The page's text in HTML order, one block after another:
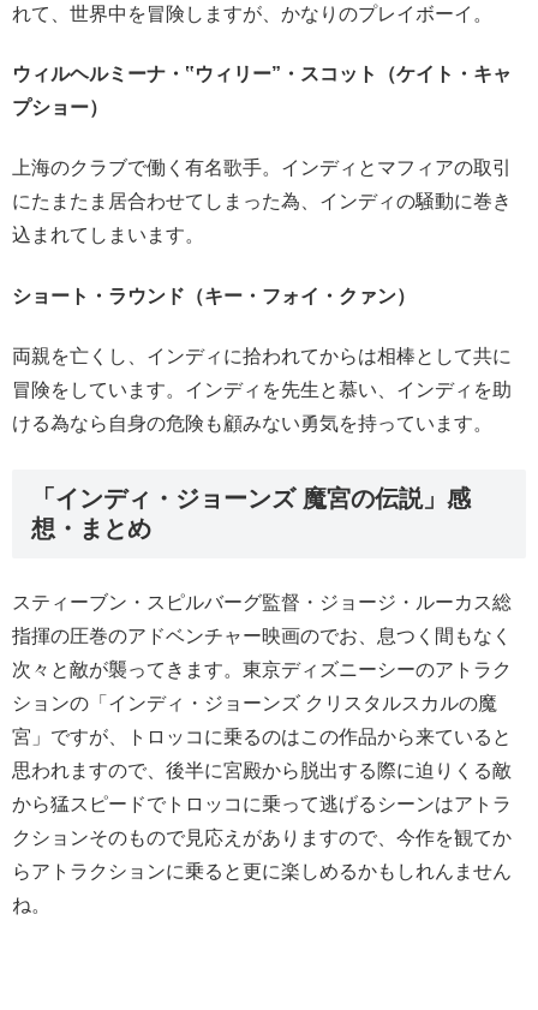
れて、世界中を冒険しますが、かなりのプレイボーイ。
ウィルヘルミーナ・‟ウィリー”・スコット（ケイト・キャ
プショー）
上海のクラブで働く有名歌手。インディとマフィアの取引
にたまたま居合わせてしまった為、インディの騒動に巻き
込まれてしまいます。
ショート・ラウンド（キー・フォイ・クァン）
両親を亡くし、インディに拾われてからは相棒として共に
冒険をしています。インディを先生と慕い、インディを助
ける為なら自身の危険も顧みない勇気を持っています。
「インディ・ジョーンズ 魔宮の伝説」感
想・まとめ
スティーブン・スピルバーグ監督・ジョージ・ルーカス総
指揮の圧巻のアドベンチャー映画のでお、息つく間もなく
次々と敵が襲ってきます。東京ディズニーシーのアトラク
ションの「インディ・ジョーンズ クリスタルスカルの魔
宮」ですが、トロッコに乗るのはこの作品から来ていると
思われますので、後半に宮殿から脱出する際に迫りくる敵
から猛スピードでトロッコに乗って逃げるシーンはアトラ
クションそのもので見応えがありますので、今作を観てか
らアトラクションに乗ると更に楽しめるかもしれんません
ね。